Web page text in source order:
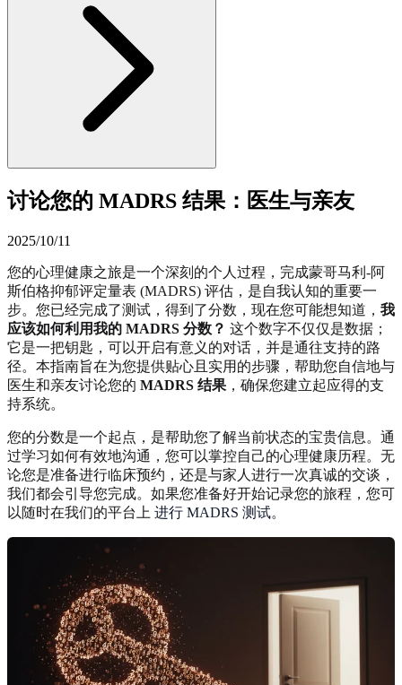
讨论您的 MADRS 结果：医生与亲友
2025/10/11
您的心理健康之旅是一个深刻的个人过程，完成蒙哥马利-阿
斯伯格抑郁评定量表 (MADRS) 评估，是自我认知的重要一
步。您已经完成了测试，得到了分数，现在您可能想知道， 我
应该如何利用我的 MADRS 分数？ 这个数字不仅仅是数据；
它是一把钥匙，可以开启有意义的对话，并是通往支持的路
径。本指南旨在为您提供贴心且实用的步骤，帮助您自信地与
医生和亲友讨论您的 MADRS 结果 ，确保您建立起应得的支
持系统。
您的分数是一个起点，是帮助您了解当前状态的宝贵信息。通
过学习如何有效地沟通，您可以掌控自己的心理健康历程。无
论您是准备进行临床预约，还是与家人进行一次真诚的交谈，
我们都会引导您完成。如果您准备好开始记录您的旅程，您可
以随时在我们的平台上 进行 MADRS 测试。